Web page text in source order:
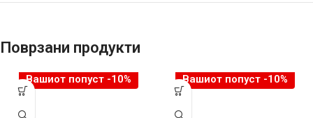
Поврзани продукти
Вашиот попуст -10% Вашиот попуст -10%